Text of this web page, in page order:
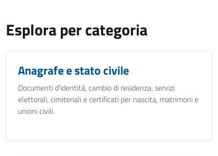
Esplora per categoria
Anagrafe e stato civile
Documenti d’identità, cambio di residenza, servizi
elettorali, cimiteriali e certificati per nascita, matrimoni e
unioni civili.